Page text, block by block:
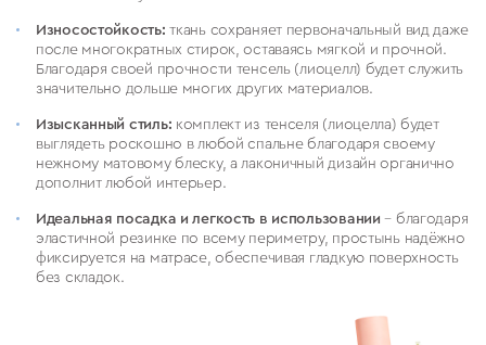
Износостойкость:ткань сохраняет первоначальный вид даже
после многократных стирок, оставаясь мягкой и прочной.
Благодаря своей прочности тенсель (лиоцелл) будет служить
значительно дольше многих других материалов.
Изысканный стиль: комплект из тенселя (лиоцелла) будет
выглядеть роскошно в любой спальне благодаря своему
нежному матовому блеску, а лаконичный дизайн органично
дополнит любой интерьер.
Идеальная посадка и легкость в использовании– благодаря
эластичной резинке по всему периметру, простынь надёжно
фиксируется на матрасе, обеспечивая гладкую поверхность
без складок.